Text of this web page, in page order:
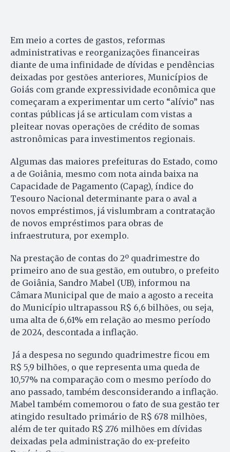
Em meio a cortes de gastos, reformas
administrativas e reorganizações financeiras
diante de uma infinidade de dívidas e pendências
deixadas por gestões anteriores, Municípios de
Goiás com grande expressividade econômica que
começaram a experimentar um certo “alívio” nas
contas públicas já se articulam com vistas a
pleitear novas operações de crédito de somas
astronômicas para investimentos regionais.
Algumas das maiores prefeituras do Estado, como
a de Goiânia, mesmo com nota ainda baixa na
Capacidade de Pagamento (Capag), índice do
Tesouro Nacional determinante para o aval a
novos empréstimos, já vislumbram a contratação
de novos empréstimos para obras de
infraestrutura, por exemplo.
Na prestação de contas do 2º quadrimestre do
primeiro ano de sua gestão, em outubro, o prefeito
de Goiânia, Sandro Mabel (UB), informou na
Câmara Municipal que de maio a agosto a receita
do Município ultrapassou R$ 6,6 bilhões, ou seja,
uma alta de 6,61% em relação ao mesmo período
de 2024, descontada a inflação.
Já a despesa no segundo quadrimestre ficou em
R$ 5,9 bilhões, o que representa uma queda de
10,57% na comparação com o mesmo período do
ano passado, também desconsiderando a inflação.
Mabel também comemorou o fato de sua gestão ter
atingido resultado primário de R$ 678 milhões,
além de ter quitado R$ 276 milhões em dívidas
deixadas pela administração do ex-prefeito